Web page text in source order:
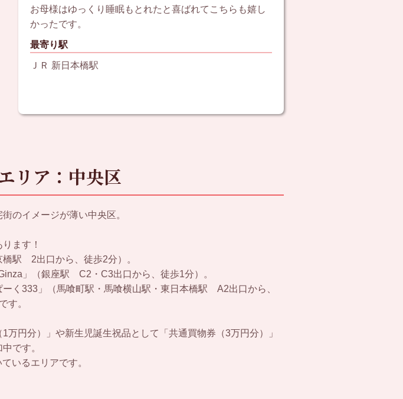
お母様はゆっくり睡眠もとれたと喜ばれてこちらも嬉し
かったです。
最寄り駅
ＪＲ 新日本橋駅
リア：中央区
のイメージが薄い中央区。
ます！
駅 2出口から、徒歩2分）。
」（銀座駅 C2・C3出口から、徒歩1分）。
く333」（馬喰町駅・馬喰横山駅・東日本橋駅 A2出口から、
す。
円分）」や新生児誕生祝品として「共通買物券（3万円分）」
です。
いるエリアです。